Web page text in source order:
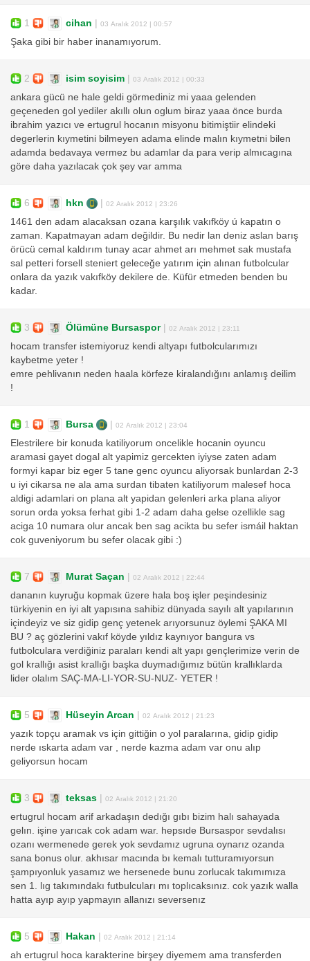
1 cihan | 03 Aralık 2012 | 00:57
Şaka gibi bir haber inanamıyorum.
2 isim soyisim | 03 Aralık 2012 | 00:33
ankara gücü ne hale geldi görmediniz mi yaaa gelenden
geçeneden gol yediler akıllı olun oglum biraz yaaa önce burda
ibrahim yazıcı ve ertugrul hocanın misyonu bitimiştiir elindeki
degerlerin kıymetini bilmeyen adama elinde malın kıymetni bilen
adamda bedavaya vermez bu adamlar da para verip almıcagına
göre daha yazılacak çok şey var amma
6 hkn | 02 Aralık 2012 | 23:26
1461 den adam alacaksan ozana karşılık vakıfköy ú kapatın o
zaman. Kapatmayan adam değildir. Bu nedir lan deniz aslan barış
örücü cemal kaldırım tunay acar ahmet arı mehmet sak mustafa
sal petteri forsell steniert geleceğe yatırım için alınan futbolcular
onlara da yazık vakıfköy dekilere de. Küfür etmeden benden bu
kadar.
3 Ölümüne Bursaspor| 02 Aralık 2012 | 23:11
hocam transfer istemiyoruz kendi altyapı futbolcularımızı
kaybetme yeter !
emre pehlivanın neden haala körfeze kiralandığını anlamış deilim
!
1 Bursa | 02 Aralık 2012 | 23:04
Elestrilere bir konuda katiliyorum oncelikle hocanin oyuncu
aramasi gayet dogal alt yapimiz gercekten iyiyse zaten adam
formyi kapar biz eger 5 tane genc oyuncu aliyorsak bunlardan 2-3
u iyi cikarsa ne ala ama surdan tibaten katiliyorum malesef hoca
aldigi adamlari on plana alt yapidan gelenleri arka plana aliyor
sorun orda yoksa ferhat gibi 1-2 adam daha gelse ozellikle sag
aciga 10 numara olur ancak ben sag acikta bu sefer ismáil haktan
cok guveniyorum bu sefer olacak gibi :)
7 Murat Saçan | 02 Aralık 2012 | 22:44
dananın kuyruğu kopmak üzere hala boş işler peşindesiniz
türkiyenin en iyi alt yapısına sahibiz dünyada sayılı alt yapılarının
içindeyiz ve siz gidip genç yetenek arıyorsunuz öylemi ŞAKA MI
BU ? aç gözlerini vakıf köyde yıldız kaynıyor bangura vs
futbolculara verdiğiniz paraları kendi alt yapı gençlerimize verin de
gol krallığı asist krallığı başka duymadığımız bütün krallıklarda
lider olalım SAÇ-MA-LI-YOR-SU-NUZ- YETER !
5 Hüseyin Arcan | 02 Aralık 2012 | 21:23
yazık topçu aramak vs için gittiğin o yol paralarına, gidip gidip
nerde ıskarta adam var , nerde kazma adam var onu alıp
geliyorsun hocam
3 teksas | 02 Aralık 2012 | 21:20
ertugrul hocam arif arkadaşın dedığı gıbı bizim halı sahayada
gelın. işine yarıcak cok adam war. hepsıde Bursaspor sevdalısı
ozanı wermenede gerek yok sevdamız ugruna oynarız ozanda
sana bonus olur. akhısar macında bı kemalı tutturamıyorsun
şampıyonluk yasamız we hersenede bunu zorlucak takımımıza
sen 1. lıg takımındakı futbulcuları mı toplıcaksınız. cok yazık walla
hatta ayıp ayıp yapmayın allanızı seversenız
5 Hakan | 02 Aralık 2012 | 21:14
ah ertugrul hoca karakterine birşey diyemem ama transferden